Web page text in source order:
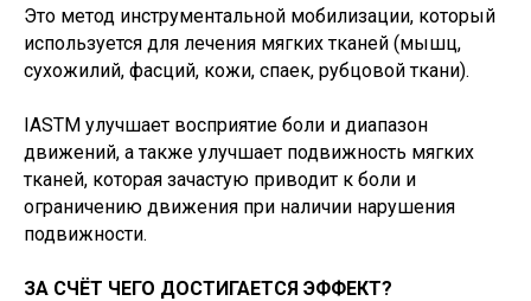
Это метод инструментальной мобилизации, который
используется для лечения мягких тканей (мышц,
сухожилий, фасций, кожи, спаек, рубцовой ткани).⁣⁣⠀
IASTM улучшает восприятие боли и диапазон
движений, а также улучшает подвижность мягких
тканей, которая зачастую приводит к боли и
ограничению движения при наличии нарушения
подвижности.
ЗА СЧЁТ ЧЕГО ДОСТИГАЕТСЯ ЭФФЕКТ?